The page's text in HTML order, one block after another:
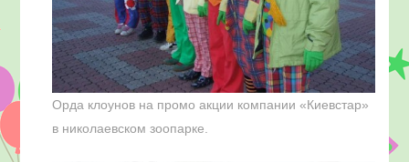
Орда клоунов на промо акции компании «Киевстар»
в николаевском зоопарке.